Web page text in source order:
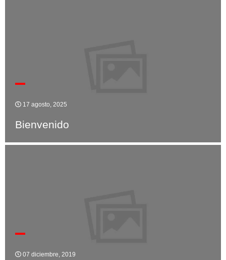
17 agosto, 2025
Bienvenido
07 diciembre, 2019